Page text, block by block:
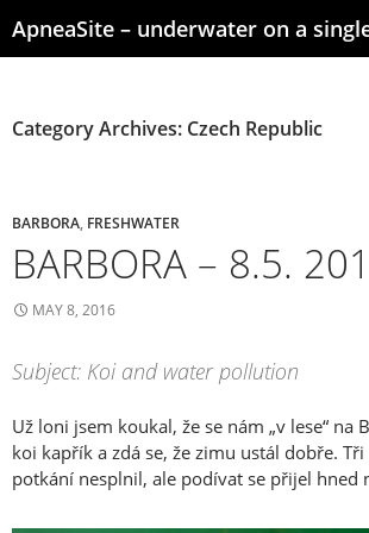
to
Category Archives: Czech Republic
BARBORA FRESHWATER
BARBORA – 8.5.
MAY 8, 2016
Subject: Koi and water pollution
Už loni jsem koukal, že se nám „v lese“ na
koi kapřík a zdá se, že zimu ustál dobře.
potkání nesplnil, ale podívat se přijel hned